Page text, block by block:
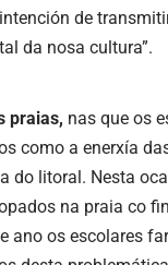
de
da nosa cultura”.
praias, nas que os
como a enerxía
do litoral. Nesta
na praia co
ano os escolares